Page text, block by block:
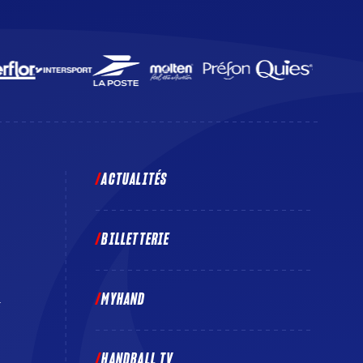
ACTUALITÉS
BILLETTERIE
MYHAND